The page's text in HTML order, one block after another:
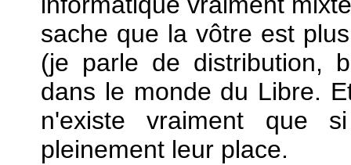
sache que la vôtre est
(je parle de distribution,
dans le monde du Libre.
n'existe vraiment que
pleinement leur place.